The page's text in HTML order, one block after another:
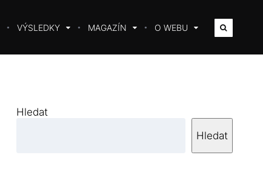
VÝSLEDKY MAGAZÍN O WEBU
Hledat
Hledat